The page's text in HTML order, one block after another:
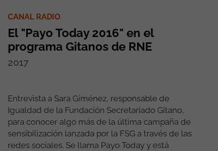
CANAL RADIO
El "Payo Today 2016" en el
programa Gitanos de RNE
2017
Entrevista a Sara Giménez, responsable de
Igualdad de la Fundación Secretariado Gitano,
para conocer algo más de la última campaña de
sensibilización lanzada por la FSG a través de las
redes sociales. Se llama Payo Today y está